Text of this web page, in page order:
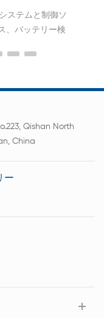
時間、容量など
容量損失、放電
提供できます。
ァイル。
Qishan North
China
ー